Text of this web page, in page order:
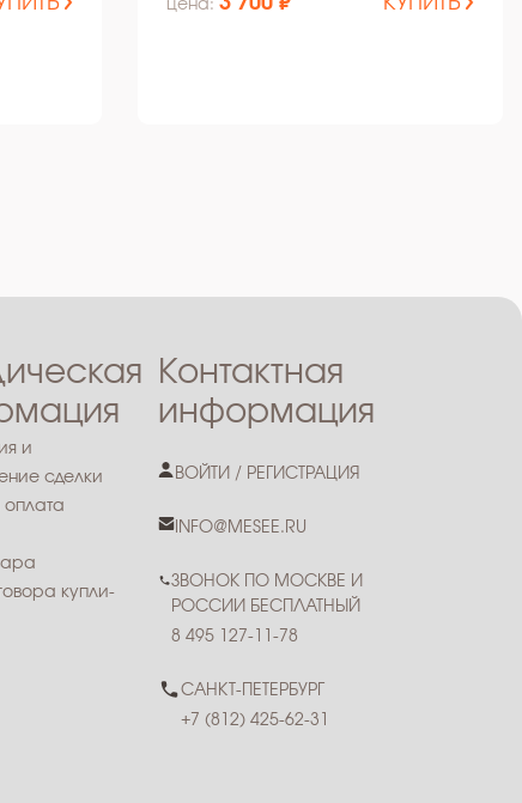
цена:
и
сделки
купли-
Контактная
информация
ВОЙТИ / РЕГИСТРАЦИЯ
INFO@MESEE.RU
ЗВОНОК ПО МОСКВЕ И
РОССИИ БЕСПЛАТНЫЙ
8 495 127-11-78
САНКТ-ПЕТЕРБУРГ
+7 (812) 425-62-31